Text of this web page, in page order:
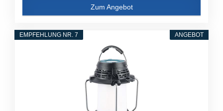
Zum Angebot
ANGEBOT
EMPFEHLUNG NR. 7